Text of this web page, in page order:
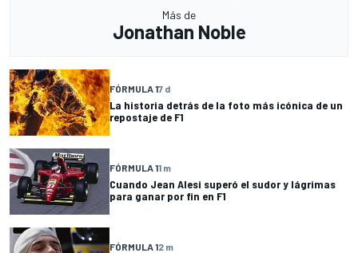
Más de
Jonathan Noble
FÓRMULA 17 d
La historia detrás de la foto más icónica de un
repostaje de F1
FÓRMULA 11 m
Cuando Jean Alesi superó el sudor y lágrimas
para ganar por fin en F1
FÓRMULA 12 m